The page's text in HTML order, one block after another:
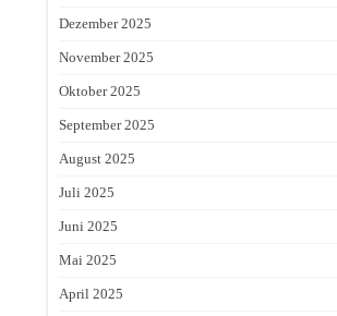
Dezember 2025
November 2025
Oktober 2025
September 2025
August 2025
Juli 2025
Juni 2025
Mai 2025
April 2025